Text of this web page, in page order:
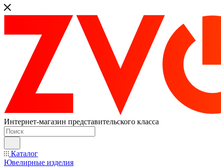
Интернет-магазин представительского класса
Каталог
Ювелирные изделия